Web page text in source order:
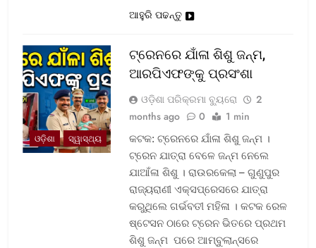
ଆହୁରି ପଢନ୍ତୁ
ଓଡ଼ିଶା ସ୍ୱାସ୍ଥ୍ୟ
ଟ୍ରେନରେ ଯାଁଳା ଶିଶୁ ଜନ୍ମ,
ଆରପିଏଫଙ୍କୁ ପ୍ରସଂଶା
ଓଡ଼ିଶା ପରିକ୍ରମା ବ୍ୟୁରୋ
2
months ago
0 1 min
କଟକ: ଟ୍ରେନରେ ଯାଁଳା ଶିଶୁ ଜନ୍ମ ।
ଟ୍ରେନ ଯାତ୍ରା ବେଳେ ଜନ୍ମ ନେଲେ
ଯାଆଁଳା ଶିଶୁ । ରାଉରକେଲା – ଗୁଣୁପୁର
ରାଜ୍ୟରାଣୀ ଏକ୍ସପ୍ରେସରେ ଯାତ୍ରା
କରୁଥିଲେ ଗର୍ଭବତୀ ମହିଳା । କଟକ ରେଳ
ଷ୍ଟେସନ ଠାରେ ଟ୍ରେନ ଭିତରେ ପ୍ରଥମ
ଶିଶୁ ଜନ୍ମ ପରେ ଆମ୍ବୁଲାନ୍ସରେ